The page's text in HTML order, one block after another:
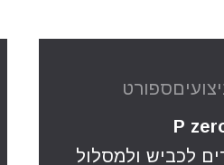
ספורט
P
לכביש ולמסלול